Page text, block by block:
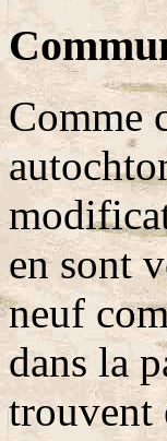
Comme
en sont
neuf
dans la
trouvent